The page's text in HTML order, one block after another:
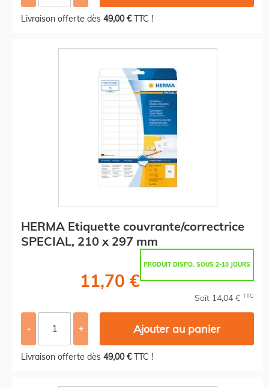
Livraison offerte dès 49,00 €TTC !
HERMA Etiquette couvrante/correctrice
SPECIAL, 210 x 297 mm
PRODUIT DISPO. SOUS 2-10 JOURS
11,70 €
Soit 14,04 € TTC
- + Ajouter au panier
Livraison offerte dès 49,00 €TTC !